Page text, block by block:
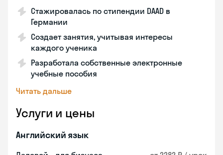
Стажировалась по стипендии DAAD в
Германии
Создает занятия, учитывая интересы
каждого ученика
Разработала собственные электронные
учебные пособия
Читать дальше
Услуги и цены
Английский язык